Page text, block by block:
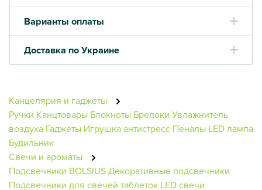
Варианты оплаты
Доставка по Украине
Канцелярия и гаджеты
Ручки Канцтовары Блокноты Брелоки Увлажнитель
воздуха Гаджеты Игрушка антистресс Пеналы LED лампа
Будильник
Свечи и ароматы
Подсвечники BOLSIUSДекоративные подсвечники
Подсвечники для свечей таблеток LED свечи